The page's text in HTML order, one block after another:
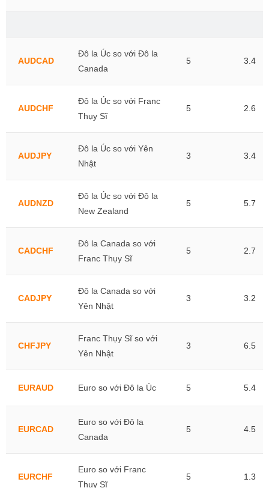
AUDCAD
Đô la Úc so với Đô la
Canada
5 3.4
AUDCHF
Đô la Úc so với Franc
Thụy Sĩ
5 2.6
AUDJPY
Đô la Úc so với Yên
Nhật
3 3.4
AUDNZD
Đô la Úc so với Đô la
New Zealand
5 5.7
CADCHF
Đô la Canada so với
Franc Thụy Sĩ
5 2.7
CADJPY
Đô la Canada so với
Yên Nhật
3 3.2
CHFJPY
Franc Thụy Sĩ so với
Yên Nhật
3 6.5
EURAUD Euro so với Đô la Úc 5 5.4
EURCAD
Euro so với Đô la
Canada
5 4.5
EURCHF
Euro so với Franc
Thụy Sĩ
5 1.3